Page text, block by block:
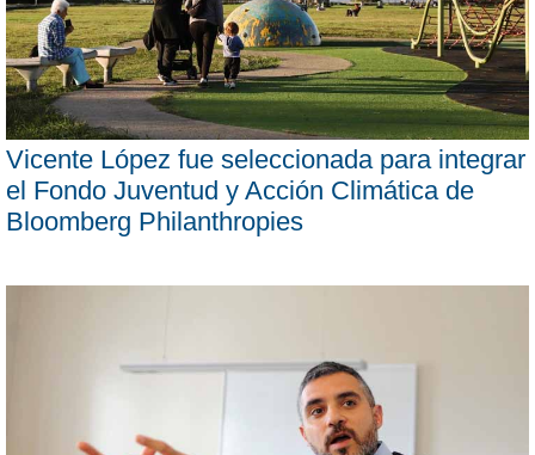
Vicente López fue seleccionada para integrar
el Fondo Juventud y Acción Climática de
Bloomberg Philanthropies